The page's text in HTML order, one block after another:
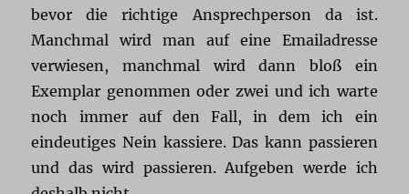
bevor die richtige Ansprechperson da ist.
Manchmal wird man auf eine Emailadresse
verwiesen, manchmal wird dann bloß ein
Exemplar genommen oder zwei und ich warte
noch immer auf den Fall, in dem ich ein
eindeutiges Nein kassiere. Das kann passieren
und das wird passieren. Aufgeben werde ich